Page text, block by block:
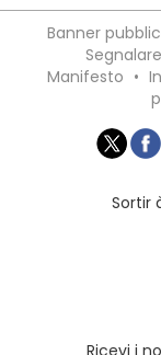
Banner
Manifesto •
Sortir